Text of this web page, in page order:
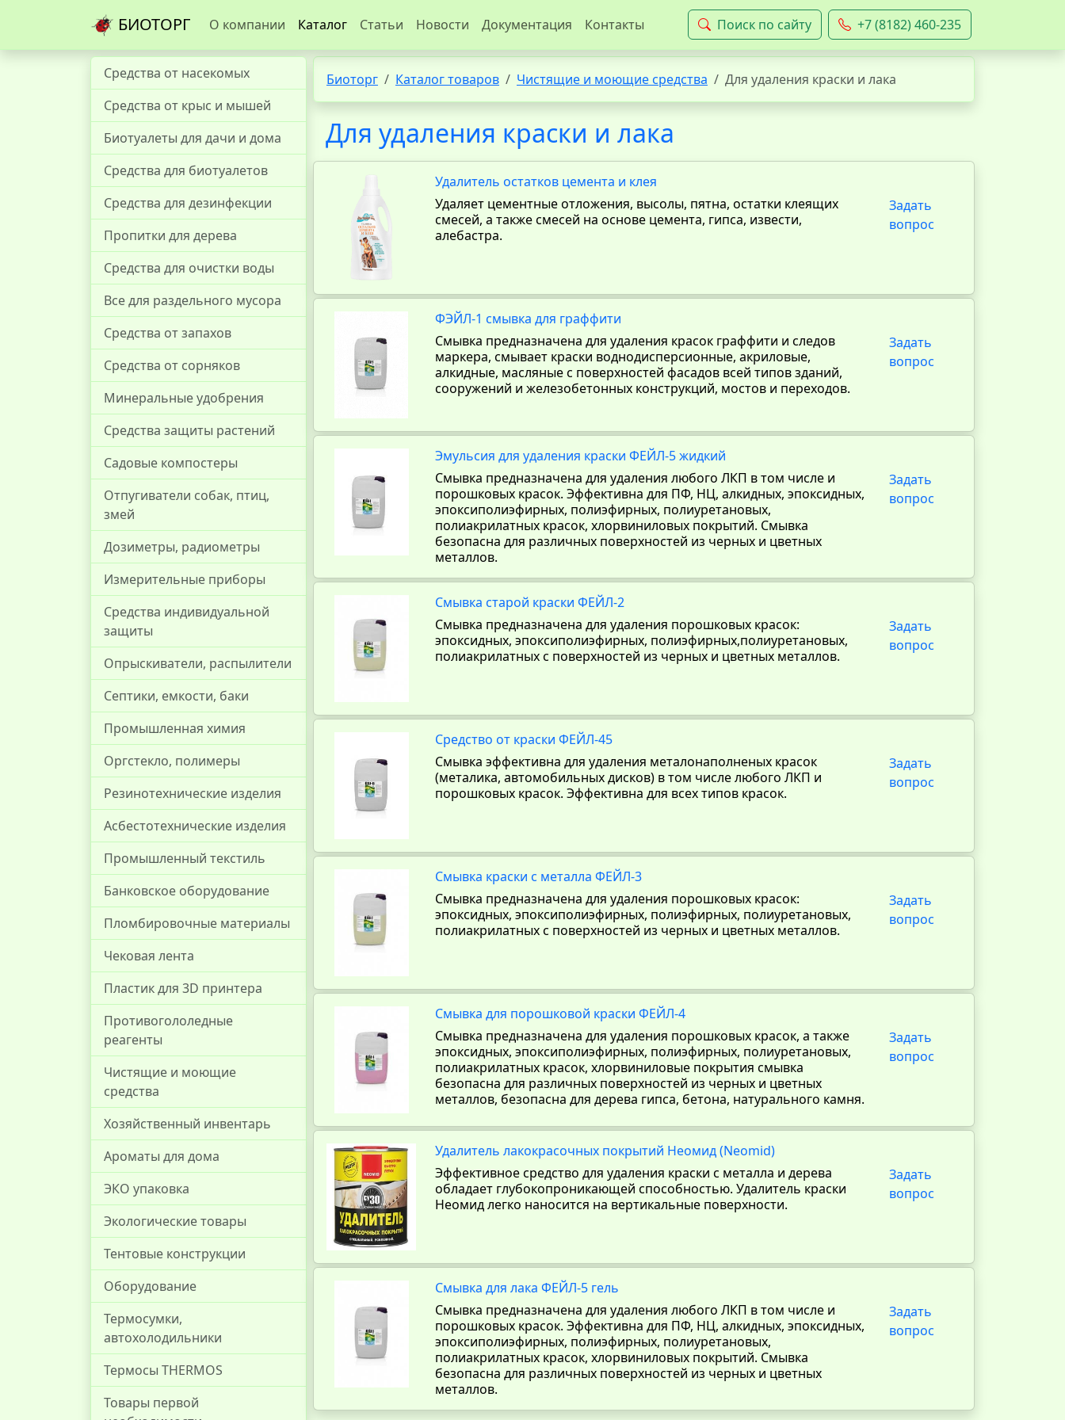
БИОТОРГ О компании Каталог Статьи Новости Документация Контакты Поиск по сайту +7 (8182) 460-235
Средства от насекомых
Средства от крыс и мышей
Биотуалеты для дачи и дома
Средства для биотуалетов
Средства для дезинфекции
Пропитки для дерева
Средства для очистки воды
Все для раздельного мусора
Средства от запахов
Средства от сорняков
Минеральные удобрения
Средства защиты растений
Садовые компостеры
Отпугиватели собак, птиц,
змей
Дозиметры, радиометры
Измерительные приборы
Средства индивидуальной
защиты
Опрыскиватели, распылители
Септики, емкости, баки
Промышленная химия
Оргстекло, полимеры
Резинотехнические изделия
Асбестотехнические изделия
Промышленный текстиль
Банковское оборудование
Пломбировочные материалы
Чековая лента
Пластик для 3D принтера
Противогололедные
реагенты
Чистящие и моющие
средства
Хозяйственный инвентарь
Ароматы для дома
ЭКО упаковка
Экологические товары
Тентовые конструкции
Оборудование
Термосумки,
автохолодильники
Термосы THERMOS
Товары первой
Биоторг Каталог товаров Чистящие и моющие средства Для удаления краски и лака
Для удаления краски и лака
Удалитель остатков цемента и клея
Удаляет цементные отложения, высолы, пятна, остатки клеящих
смесей, а также смесей на основе цемента, гипса, извести,
алебастра.
Задать
вопрос
ФЭЙЛ-1 смывка для граффити
​Смывка предназначена для удаления красок граффити и следов
маркера, смывает краски воднодисперсионные, акриловые,
алкидные, масляные с поверхностей фасадов всей типов зданий,
сооружений и железобетонных конструкций, мостов и переходов.
Задать
вопрос
Эмульсия для удаления краски ФЕЙЛ-5 жидкий
Смывка предназначена для удаления любого ЛКП в том числе и
порошковых красок. Эффективна для ПФ, НЦ, алкидных, эпоксидных,
эпоксиполиэфирных, полиэфирных, полиуретановых,
полиакрилатных красок, хлорвиниловых покрытий. Смывка
безопасна для различных поверхностей из черных и цветных
металлов.
Задать
вопрос
Смывка старой краски ФЕЙЛ-2
Смывка предназначена для удаления порошковых красок:
эпоксидных, эпоксиполиэфирных, полиэфирных,полиуретановых,
полиакрилатных с поверхностей из черных и цветных металлов.
Задать
вопрос
Средство от краски ФЕЙЛ-45
Смывка эффективна для удаления металонаполненых красок
(металика, автомобильных дисков) в том числе любого ЛКП и
порошковых красок. Эффективна для всех типов красок.
Задать
вопрос
Смывка краски с металла ФЕЙЛ-3
Смывка предназначена для удаления порошковых красок:
эпоксидных, эпоксиполиэфирных, полиэфирных, полиуретановых,
полиакрилатных с поверхностей из черных и цветных металлов.
Задать
вопрос
Смывка для порошковой краски ФЕЙЛ-4
Смывка предназначена для удаления порошковых красок, а также
эпоксидных, эпоксиполиэфирных, полиэфирных, полиуретановых,
полиакрилатных красок, хлорвиниловые покрытия смывка
безопасна для различных поверхностей из черных и цветных
металлов, безопасна для дерева гипса, бетона, натурального камня.
Задать
вопрос
Удалитель лакокрасочных покрытий Неомид (Neomid)
Эффективное средство для удаления краски с металла и дерева
обладает глубокопроникающей способностью. Удалитель краски
Неомид легко наносится на вертикальные поверхности.
Задать
вопрос
Смывка для лака ФЕЙЛ-5 гель
Смывка предназначена для удаления любого ЛКП в том числе и
порошковых красок. Эффективна для ПФ, НЦ, алкидных, эпоксидных,
эпоксиполиэфирных, полиэфирных, полиуретановых,
полиакрилатных красок, хлорвиниловых покрытий. Смывка
безопасна для различных поверхностей из черных и цветных
металлов.
Задать
вопрос